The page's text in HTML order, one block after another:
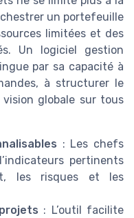
un portefeuille
limitées et des
Un logiciel gestion
par sa capacité à
à structurer le
globale sur tous
: Les chefs
pertinents
les risques et les
: L’outil facilite